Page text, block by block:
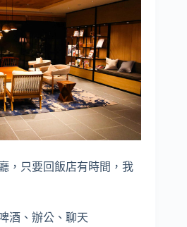
，只要回飯店有時間，我
酒、辦公、聊天